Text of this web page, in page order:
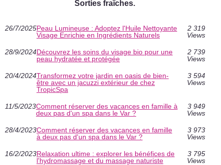
Sorties fraîches.
26/7/2025Peau Lumineuse : Adoptez l'Huile Nettoyante
Visage Enrichie en Ingrédients Naturels
2 319
Views
28/9/2024Découvrez les soins du visage bio pour une
peau hydratée et protégée
2 739
Views
20/4/2024Transformez votre jardin en oasis de bien-
être avec un jacuzzi extérieur de chez
TropicSpa
3 594
Views
11/5/2023Comment réserver des vacances en famille à
deux pas d'un spa dans le Var ?
3 949
Views
28/4/2023Comment réserver des vacances en famille
à deux pas d'un spa dans le Var ?
3 973
Views
16/2/2023Relaxation ultime : explorer les bénéfices de
l'hydromassage et du massage naturiste
3 795
Views